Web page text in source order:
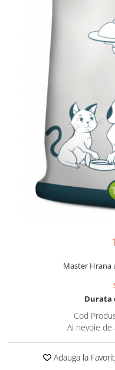
Master Hrana
Durata
Cod
Ai nevoie de
Adauga la